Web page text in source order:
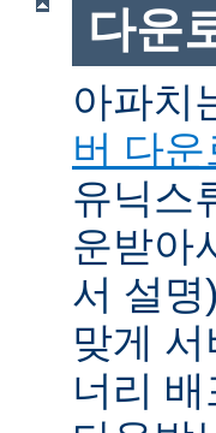
다운
아파치
버 다
유닉스
운받아
서 설
맞게
너리